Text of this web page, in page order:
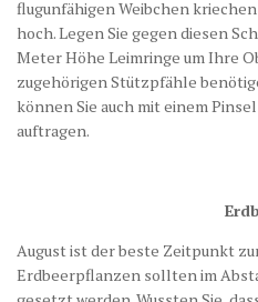
flugunfähigen Weibchen
hoch. Legen Sie gegen diesen
Meter Höhe Leimringe um Ihre
zugehörigen Stützpfähle
können Sie auch mit einem
auftragen.
August ist der beste Zeitpunkt
Erdbeerpflanzen sollten im